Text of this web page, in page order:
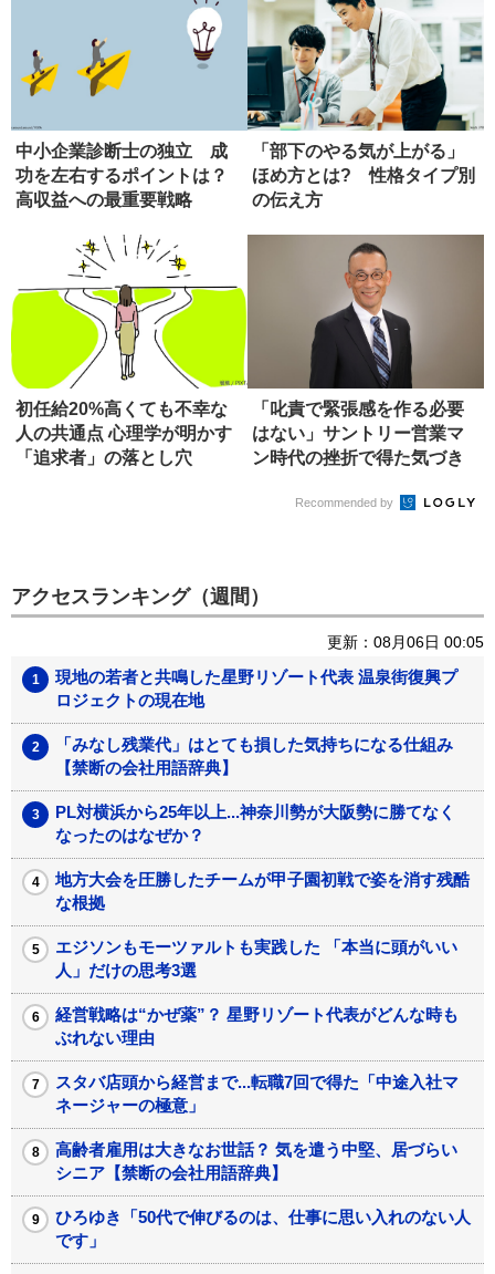
中小企業診断士の独立 成
功を左右するポイントは？
高収益への最重要戦略
「部下のやる気が上がる」
ほめ方とは? 性格タイプ別
の伝え方
初任給20%高くても不幸な
人の共通点 心理学が明かす
「追求者」の落とし穴
「叱責で緊張感を作る必要
はない」サントリー営業マ
ン時代の挫折で得た気づき
Recommended by
アクセスランキング（週間）
更新：08月06日 00:05
現地の若者と共鳴した星野リゾート代表 温泉街復興プ
ロジェクトの現在地
「みなし残業代」はとても損した気持ちになる仕組み
【禁断の会社用語辞典】
PL対横浜から25年以上...神奈川勢が大阪勢に勝てなく
なったのはなぜか？
地方大会を圧勝したチームが甲子園初戦で姿を消す残酷
な根拠
エジソンもモーツァルトも実践した 「本当に頭がいい
人」だけの思考3選
経営戦略は“かぜ薬”？ 星野リゾート代表がどんな時も
ぶれない理由
スタバ店頭から経営まで...転職7回で得た「中途入社マ
ネージャーの極意」
高齢者雇用は大きなお世話？ 気を遣う中堅、居づらい
シニア【禁断の会社用語辞典】
ひろゆき「50代で伸びるのは、仕事に思い入れのない人
です」